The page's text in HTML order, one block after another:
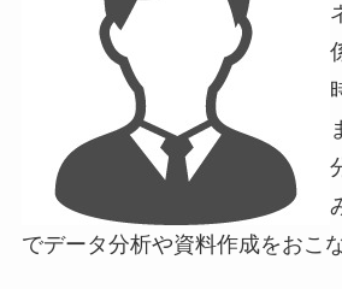
でデータ分析や資料作成をおこ